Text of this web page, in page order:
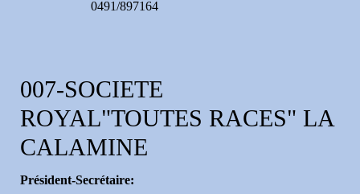
0491/897164
007-SOCIETE
ROYAL"TOUTES RACES" LA
CALAMINE
Président-Secrétaire: